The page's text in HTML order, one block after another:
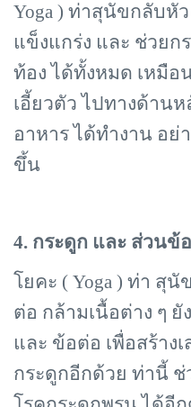
Yoga ) ท่าสุนัขกลับหั
แข็งแกร่ง และ ช่วยก
ท้อง ได้ทั้งหมด เหมือ
เอี้ยวตัว ไปทางด้านห
อาหาร ได้ทำงาน อย่
ขึ้น
4. กระดูก และ ส่วนข้
โยคะ ( Yoga ) ท่า สุ
ต่อ กล้ามเนื้อต่าง ๆ ยั
และ ข้อต่อ เพื่อสร้าง
กระดูกอีกด้วย ท่านี้ ช่